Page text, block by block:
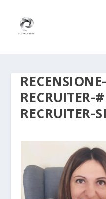
RECRUITER-
RECRUITER-